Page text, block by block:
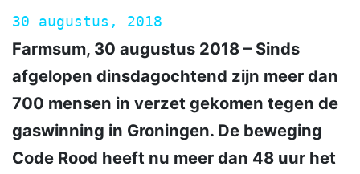
30 augustus, 2018
Farmsum, 30 augustus 2018 – Sinds
afgelopen dinsdagochtend zijn meer dan
700 mensen in verzet gekomen tegen de
gaswinning in Groningen. De beweging
Code Rood heeft nu meer dan 48 uur het